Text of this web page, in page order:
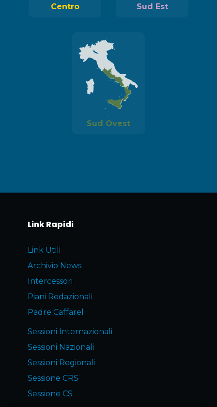
Centro Sud Est
Sud Ovest
Link Rapidi
Link Utili
Archivio News
Intercessori
Piani Redazionali
Padre Caffarel
Sessioni Internazionali
Sessioni Nazionali
Sessioni Regionali
Sessione CRS
Sessione CS